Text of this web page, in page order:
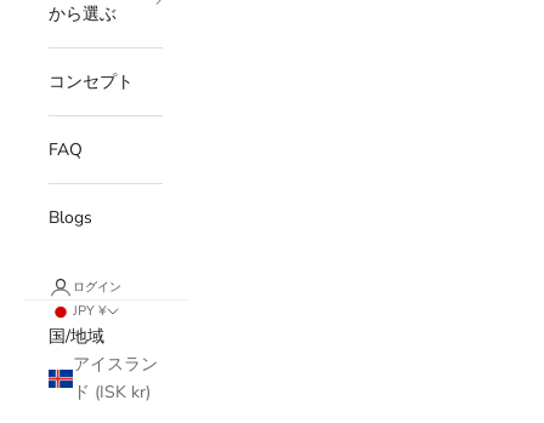
から選ぶ
コンセプト
FAQ
Blogs
ログイン
JPY ¥
国/地域
アイスラン
ド (ISK kr)